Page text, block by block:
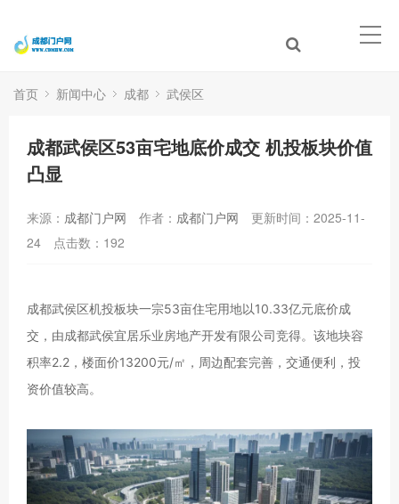
首页 新闻中心 成都 武侯区
成都武侯区53亩宅地底价成交 机投板块价值
凸显
来源： 成都门户网 作者： 成都门户网
更新时间：2025-11-
24
点击数： 192
成都武侯区机投板块一宗53亩住宅用地以10.33亿元底价成
交，由成都武侯宜居乐业房地产开发有限公司竞得。该地块容
积率2.2，楼面价13200元/㎡，周边配套完善，交通便利，投
资价值较高。